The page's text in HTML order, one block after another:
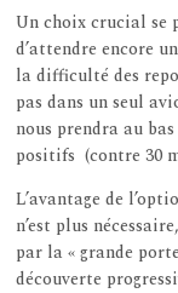
Un choix crucial se
d’attendre encore
la difficulté des
pas dans un seul
nous prendra au
positifs (contre 30
L’avantage de
n’est plus
par la « grande
découverte